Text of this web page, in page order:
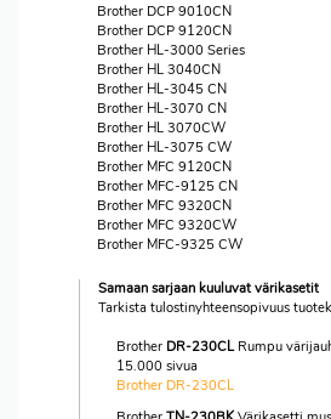
Brother DCP 9010CN
Brother DCP 9120CN
Brother HL-3000 Series
Brother HL 3040CN
Brother HL-3045 CN
Brother HL-3070 CN
Brother HL 3070CW
Brother HL-3075 CW
Brother MFC 9120CN
Brother MFC-9125 CN
Brother MFC 9320CN
Brother MFC 9320CW
Brother MFC-9325 CW
Samaan sarjaan kuuluvat värikasetit
Tarkista tulostinyhteensopivuus
Brother DR-230CLRumpu
15.000 sivua
Brother DR-230CL